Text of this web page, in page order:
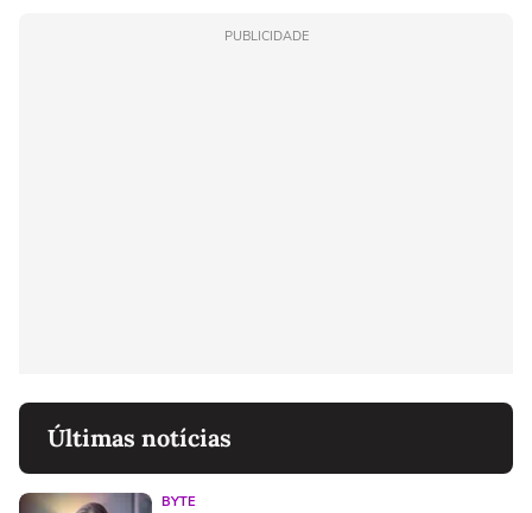
PUBLICIDADE
Últimas notícias
BYTE